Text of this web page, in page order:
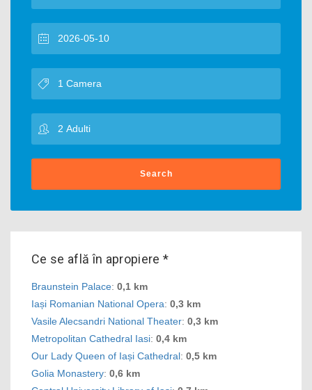
Search
Ce se află în apropiere *
Braunstein Palace: 0,1 km
Iași Romanian National Opera: 0,3 km
Vasile Alecsandri National Theater: 0,3 km
Metropolitan Cathedral Iasi: 0,4 km
Our Lady Queen of Iași Cathedral: 0,5 km
Golia Monastery: 0,6 km